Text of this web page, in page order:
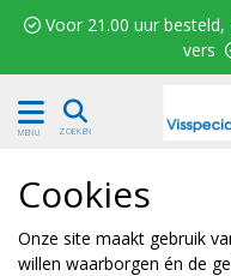
 Voor 21.00 uur
vers
MENU ZOEKEN
Cookies
Onze site maakt gebruik
willen waarborgen én de